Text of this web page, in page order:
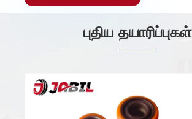
புதிய தயாரிப்புகள்
மோட்டார் சைக்கிள் உள் குழாய்